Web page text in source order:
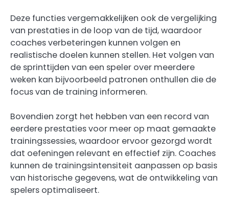
Deze functies vergemakkelijken ook de vergelijking
van prestaties in de loop van de tijd, waardoor
coaches verbeteringen kunnen volgen en
realistische doelen kunnen stellen. Het volgen van
de sprinttijden van een speler over meerdere
weken kan bijvoorbeeld patronen onthullen die de
focus van de training informeren.
Bovendien zorgt het hebben van een record van
eerdere prestaties voor meer op maat gemaakte
trainingssessies, waardoor ervoor gezorgd wordt
dat oefeningen relevant en effectief zijn. Coaches
kunnen de trainingsintensiteit aanpassen op basis
van historische gegevens, wat de ontwikkeling van
spelers optimaliseert.